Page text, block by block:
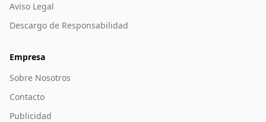
Aviso Legal
Descargo de Responsabilidad
Empresa
Sobre Nosotros
Contacto
Publicidad